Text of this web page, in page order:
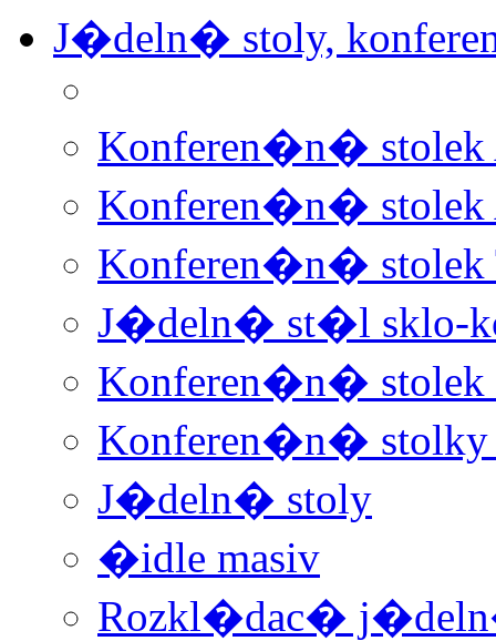
J�deln� stoly,
Konferen�n� stolek
Konferen�n� stolek
Konferen�n� stolek
J�deln� st�l sklo-
Konferen�n� stolek
Konferen�n� stolky
J�deln� stoly
�idle masiv
Rozkl�dac�